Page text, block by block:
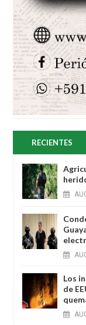
RECIENTES
Los
de